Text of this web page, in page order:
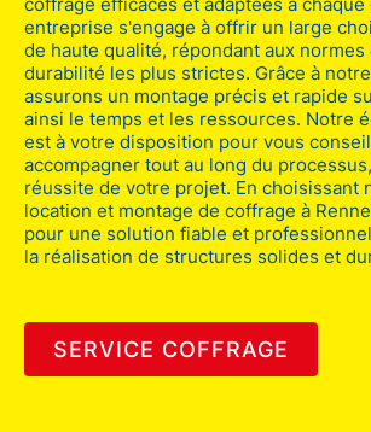
entreprise s'engage à offrir un large
de haute qualité, répondant aux
durabilité les plus strictes. Grâce à
assurons un montage précis et rapide
ainsi le temps et les ressources. Notre
est à votre disposition pour vous
accompagner tout au long du
réussite de votre projet. En choisissant
location et montage de coffrage à
pour une solution fiable et
la réalisation de structures solides et
SERVICE COFFRAGE